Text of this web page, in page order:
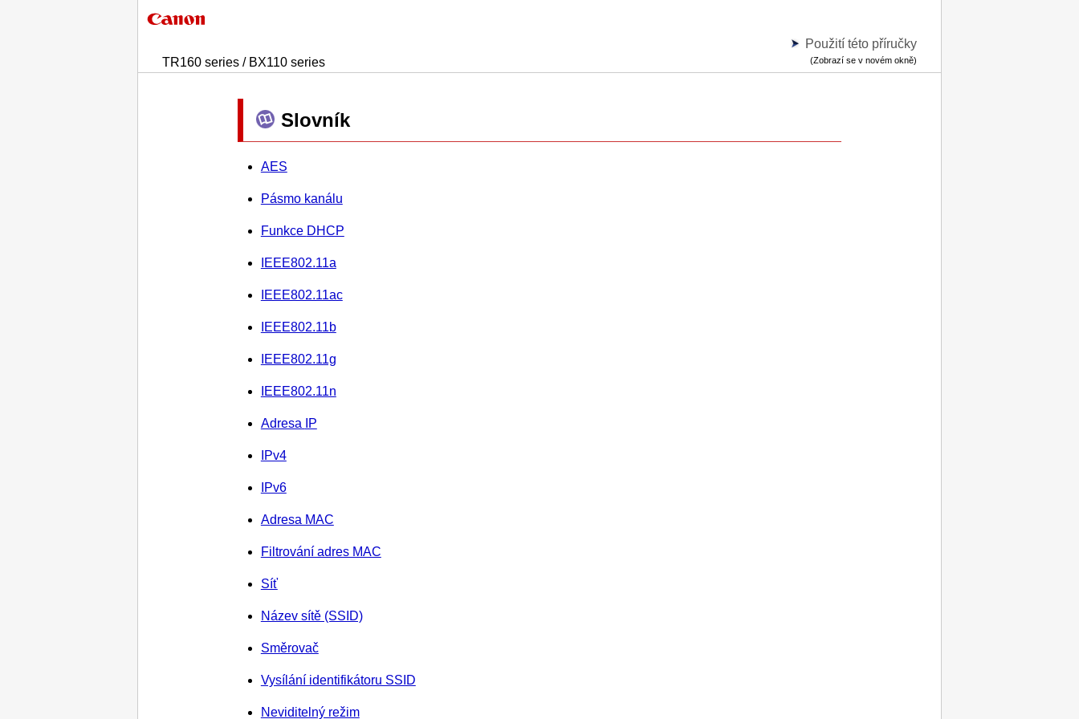
TR160 series / BX110 series
Použití této příručky
(Zobrazí se v novém okně)
Slovník
AES
Pásmo kanálu
Funkce DHCP
IEEE802.11a
IEEE802.11ac
IEEE802.11b
IEEE802.11g
IEEE802.11n
Adresa IP
IPv4
IPv6
Adresa MAC
Filtrování adres MAC
Síť
Název sítě (SSID)
Směrovač
Vysílání identifikátoru SSID
Neviditelný režim